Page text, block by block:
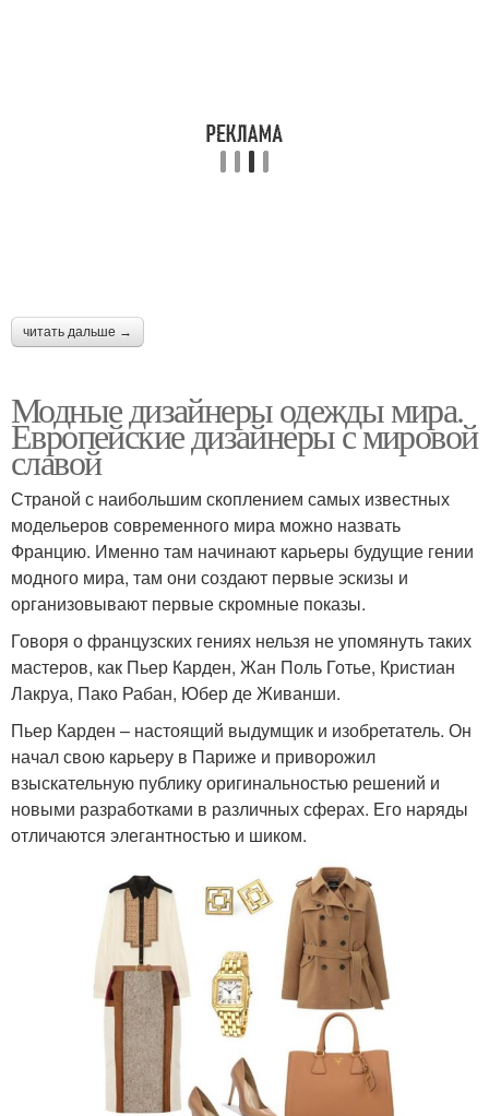
читать дальше →
Модные дизайнеры одежды мира.
Европейские дизайнеры с мировой
славой
Страной с наибольшим скоплением самых известных
модельеров современного мира можно назвать
Францию. Именно там начинают карьеры будущие гении
модного мира, там они создают первые эскизы и
организовывают первые скромные показы.
Говоря о французских гениях нельзя не упомянуть таких
мастеров, как Пьер Карден, Жан Поль Готье, Кристиан
Лакруа, Пако Рабан, Юбер де Живанши.
Пьер Карден – настоящий выдумщик и изобретатель. Он
начал свою карьеру в Париже и приворожил
взыскательную публику оригинальностью решений и
новыми разработками в различных сферах. Его наряды
отличаются элегантностью и шиком.